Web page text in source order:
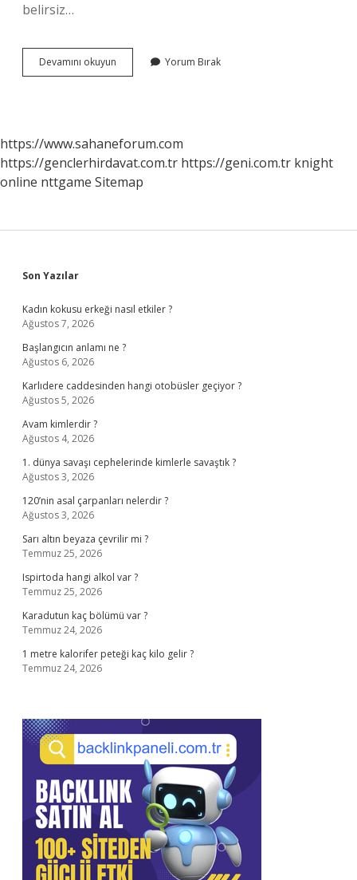
belirsiz…
Devamını okuyun
Kızın
Beden
Dili
Yorum Bırak
https://www.sahaneforum.com
https://genclerhirdavat.com.tr https://geni.com.tr knight
online nttgame Sitemap
Sidebar
Son Yazılar
Kadın kokusu erkeği nasıl etkiler ?
Ağustos 7, 2026
Başlangıcın anlamı ne ?
Ağustos 6, 2026
Karlıdere caddesinden hangi otobüsler geçiyor ?
Ağustos 5, 2026
Avam kimlerdir ?
Ağustos 4, 2026
1. dünya savaşı cephelerinde kimlerle savaştık ?
Ağustos 3, 2026
120’nin asal çarpanları nelerdir ?
Ağustos 3, 2026
Sarı altın beyaza çevrilir mi ?
Temmuz 25, 2026
Ispirtoda hangi alkol var ?
Temmuz 25, 2026
Karadutun kaç bölümü var ?
Temmuz 24, 2026
1 metre kalorifer peteği kaç kilo gelir ?
Temmuz 24, 2026